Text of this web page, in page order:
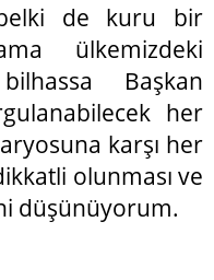
de kuru bir
ülkemizdeki
Başkan
her
karşı her
olunması ve
düşünüyorum.